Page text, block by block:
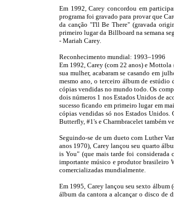
Em 1992, Carey concordou em
programa foi gravado para provar que
da canção "I'll Be There" (gravada
primeiro lugar da Billboard na semana
- Mariah Carey.
Reconhecimento mundial: 1993–1996
Em 1992, Carey (com 22 anos) e
sua mulher, acabaram se casando em
mesmo ano, o terceiro álbum de estúdio
cópias vendidas no mundo todo. Os
dois números 1 nos Estados Unidos de
sucesso ficando em primeiro lugar em
cópias vendidas só nos Estados
Butterfly, #1's e Charmbracelet também
Seguindo-se de um dueto com Luther
anos 1970), Carey lançou seu quarto
is You" (que mais tarde foi considerada
importante músico e produtor brasileiro
comercializadas mundialmente.
Em 1995, Carey lançou seu sexto álbum
álbum da cantora a alcançar o disco de